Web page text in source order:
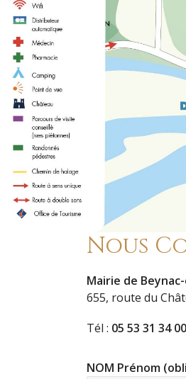
Nous
Mairie de
655, route du
Tél : 05 53 31 34 00
NOM Prénom